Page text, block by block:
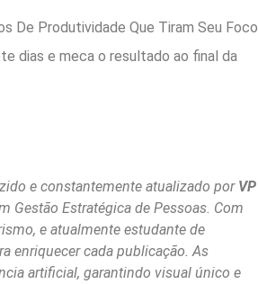
De Produtividade Que Tiram Seu Foco
dias e meca o resultado ao final da
e constantemente atualizado por VP
Gestão Estratégica de Pessoas. Com
e atualmente estudante de
enriquecer cada publicação. As
artificial, garantindo visual único e